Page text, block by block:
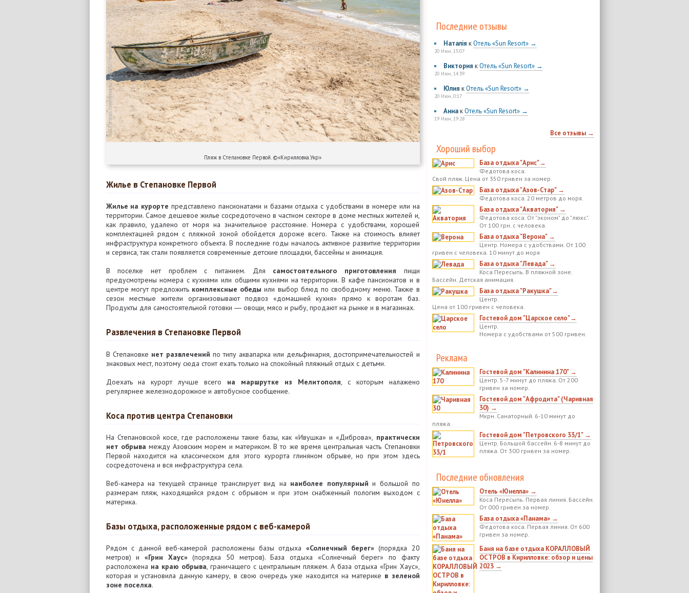
Пляж в Степановке Первой. ©«Кирилловка.Укр»
Жилье в Степановке Первой
Жилье на курорте представлено пансионатами и базами отдыха с удобствами в номере или на
территории. Самое дешевое жилье сосредоточено в частном секторе в доме местных жителей и,
как правило, удалено от моря на значительное расстояние. Номера с удобствами, хорошей
комплектацией рядом с пляжной зоной обойдется дороже всего. Также на стоимость влияет
инфраструктура конкретного объекта. В последние годы началось активное развитие территории
и сервиса, так стали появляется современные детские площадки, бассейны и анимация.
В поселке нет проблем с питанием. Для самостоятельного приготовления пищи
предусмотрены номера с кухнями или общими кухнями на территории. В кафе пансионатов и в
центре могут предложить комплексные обеды или выбор блюд по свободному меню. Также в
сезон местные жители организовывают подвоз «домашней кухня» прямо к воротам баз.
Продукты для самостоятельной готовки ― овощи, мясо и рыбу, продают на рынке и в магазинах.
Развлечения в Степановке Первой
В Степановке нет развлечений по типу аквапарка или дельфинария, достопримечательностей и
знаковых мест, поэтому сюда стоит ехать только на спокойный пляжный отдых с детьми.
Доехать на курорт лучше всего на маршрутке из Мелитополя , с которым налажено
регулярнее железнодорожное и автобусное сообщение.
Коса против центра Степановки
На Степановской косе, где расположены такие базы, как «Ивушка» и «Диброва», практически
нет обрыва между Азовским морем и материком. В то же время центральная часть Степановки
Первой находится на классическом для этого курорта глиняном обрыве, но при этом здесь
сосредоточена и вся инфраструктура села.
Веб-камера на текущей странице транслирует вид на наиболее популярный и большой по
размерам пляж, находящийся рядом с обрывом и при этом снабженный пологим выходом с
материка.
Базы отдыха, расположенные рядом с веб-камерой
Рядом с данной веб-камерой расположены базы отдыха «Солнечный берег»(порядка 20
метров) и «Грин Хаус»(порядка 50 метров). База отдыха «Солнечный берег» по факту
расположена на краю обрыва, граничащего с центральным пляжем. А база отдыха «Грин Хаус»,
которая и установила данную камеру, в свою очередь уже находится на материке в зеленой
зоне поселка.
Последние отзывы
Наталія кОтель «Sun Resort» →
20 Июн, 15:07
Виктория кОтель «Sun Resort» →
20 Июн, 14:39
Юлия кОтель «Sun Resort» →
20 Июн, 0:17
АннакОтель «Sun Resort» →
19 Июн, 19:28
Все отзывы →
Хороший выбор
База отдыха "Арис"→
Федотова коса.
Свой пляж. Цена от 350 гривен за номер.
База отдыха "Азов-Стар" →
Федотова коса. 20 метров до моря.
База отдыха "Акватория" →
Федотова коса. От "эконом" до "люкс".
От 100 грн. с человека.
База отдыха "Верона" →
Центр. Номера с удобствами. От 100
гривен с человека. 10 минут до моря
База отдыха "Левада" →
Коса Пересыпь. В пляжной зоне.
Бассейн. Детская анимация.
База отдыха "Ракушка"→
Центр.
Цена от 100 гривен с человека.
Гостевой дом "Царское село"→
Центр.
Номера с удобствами от 500 гривен.
Реклама
Гостевой дом "Калинина 170" →
Центр. 5-7 минут до пляжа. От 200
гривен за номер.
Гостевой дом "Афродита" (Чаривная
30) →
Мкрн. Санаторный. 6-10 минут до
пляжа.
Гостевой дом "Петровского 33/1" →
Центр. Большой бассейн. 6-8 минут до
пляжа. От 300 гривен за номер.
Последние обновления
Отель «Юнелла» →
Коса Пересыпь. Первая линия. Бассейн.
От 000 гривен за номер.
База отдыха «Панама» →
Федотова коса. Первая линия. От 600
гривен за номер.
Баня на базе отдыха КОРАЛЛОВЫЙ
ОСТРОВ в Кирилловке: обзор и цены
2023 →